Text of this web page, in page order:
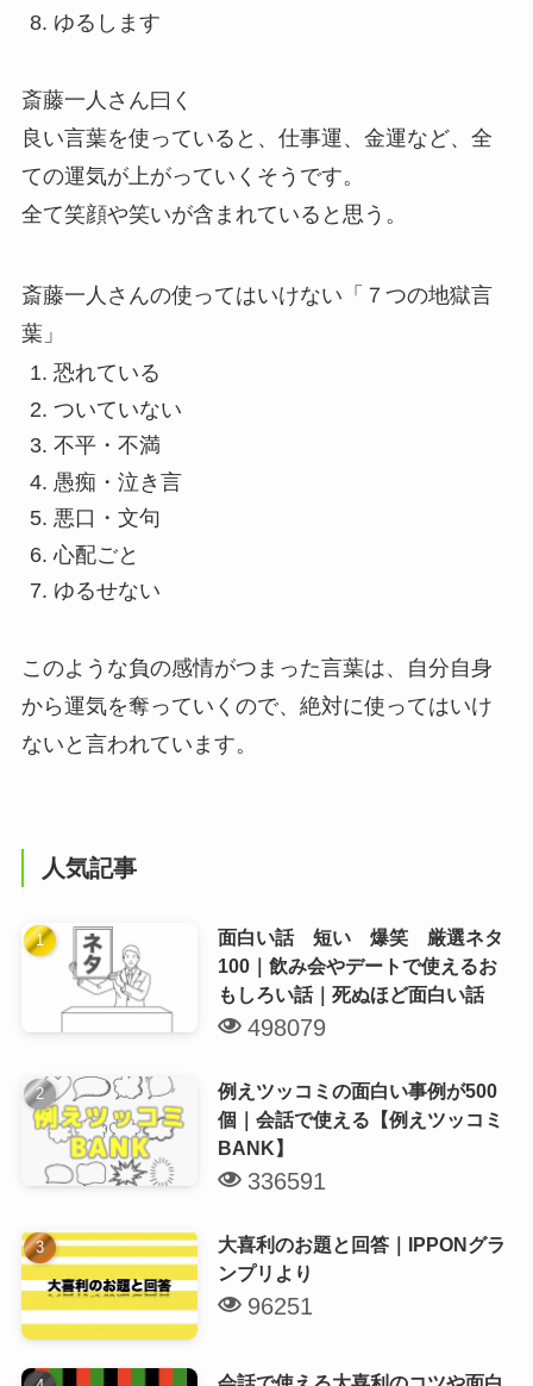
ゆるします
斎藤一人さん曰く
良い言葉を使っていると、仕事運、金運など、全
ての運気が上がっていくそうです。
全て笑顔や笑いが含まれていると思う。
斎藤一人さんの使ってはいけない「７つの地獄言
葉」
恐れている
ついていない
不平・不満
愚痴・泣き言
悪口・文句
心配ごと
ゆるせない
このような負の感情がつまった言葉は、自分自身
から運気を奪っていくので、絶対に使ってはいけ
ないと言われています。
人気記事
面白い話 短い 爆笑 厳選ネタ
100｜飲み会やデートで使えるお
もしろい話｜死ぬほど面白い話
498079
例えツッコミの面白い事例が500
個｜会話で使える【例えツッコミ
BANK】
336591
大喜利のお題と回答｜IPPONグラ
ンプリより
96251